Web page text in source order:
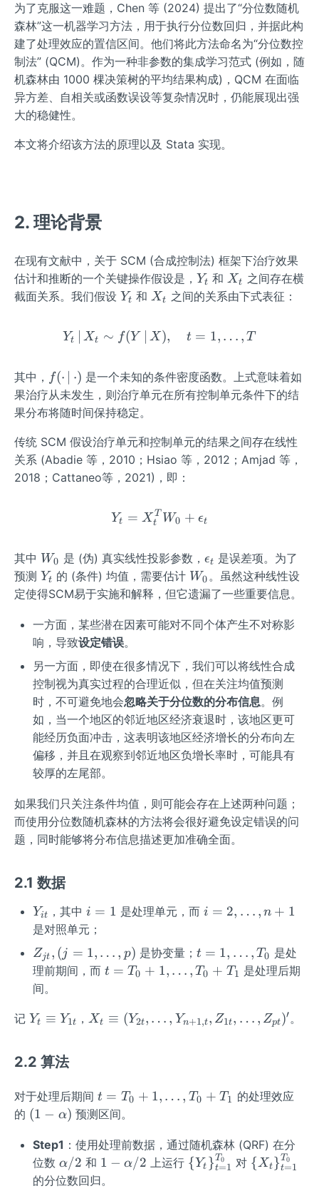
为了克服这一难题，Chen 等 (2024) 提出了“分位数随机
森林”这一机器学习方法，用于执行分位数回归，并据此构
建了处理效应的置信区间。他们将此方法命名为“分位数控
制法” (QCM)。作为一种非参数的集成学习范式 (例如，随
机森林由 1000 棵决策树的平均结果构成)，QCM 在面临
异方差、自相关或函数误设等复杂情况时，仍能展现出强
大的稳健性。
本文将介绍该方法的原理以及 Stata 实现。
2. 理论背景
在现有文献中，关于 SCM (合成控制法) 框架下治疗效果
估计和推断的一个关键操作假设是， Y
_
Yt 和X
_
Xt
之间存在横
截面关系。我们假设 Y
t
Yt 和X
t
Xt 之间的关系由下式表征：
Y_t \,|\, X_t \sim f(Y
Yt Xt ∼ f(Y X ), t = 1, … , T
其中， f
(\c
do
\,|
\,
\c
f(⋅ ⋅) 是一个未知的条件密度函数。上式意味着如
果治疗从未发生，则治疗单元在所有控制单元条件下的结
果分布将随时间保持稳定。
传统 SCM 假设治疗单元和控制单元的结果之间存在线性
关系 (Abadie 等，2010；Hsiao 等，2012；Amjad 等，
2018；Cattaneo等，2021)，即：
Y_t = X_t^T W_0 +
Yt = Xt
T W0 + ϵt
其中 W
_0
W0 是 (伪) 真实线性投影参数， \e
ps
il
n
ϵt 是误差项。为了
预测 Y
_
Yt 的 (条件) 均值，需要估计 W
_0
W0。虽然这种线性设
定使得SCM易于实施和解释，但它遗漏了一些重要信息。
一方面，某些潜在因素可能对不同个体产生不对称影
响，导致设定错误。
另一方面，即使在很多情况下，我们可以将线性合成
控制视为真实过程的合理近似，但在关注均值预测
时，不可避免地会忽略关于分位数的分布信息。例
如，当一个地区的邻近地区经济衰退时，该地区更可
能经历负面冲击，这表明该地区经济增长的分布向左
偏移，并且在观察到邻近地区负增长率时，可能具有
较厚的左尾部。
如果我们只关注条件均值，则可能会存在上述两种问题；
而使用分位数随机森林的方法将会很好避免设定错误的问
题，同时能够将分布信息描述更加准确全面。
2.1 数据
Y
_
t}
Yit ，其中 i
=
i = 1 是处理单元，而 i
\l
d
s,
i = 2, … , n + 1
是对照单元；
Z_
{j
t},
=
s,
Zjt , (j = 1, … , p) 是协变量； t
=
d
_
t = 1, … , T0 是处
理前期间，而 t
_
d
o
s,
T
_
t = T0 + 1, … , T0 + T1 是处理后期
间。
记 Y
q
v
Y
{1
t}
Yt ≡ Y1t ，X_
_
{2
\ld
ots,
Y_
Xt ≡ (Y2t, … , Yn+1,t, Z1t, … , Zpt)′。
2.2 算法
对于处理后期间 t
=
_
0
+
t = T0 + 1, … , T0 + T1 的处理效应
的 (1
\a
lp
h
(1 − α) 预测区间。
Step1 ：使用处理前数据，通过随机森林 (QRF) 在分
位数 \a
lp
α/2 和 1
-
1 − α/2 上运行 \
{Yt }t=1
T0 对 \
{Xt}t=1
T0
的分位数回归。